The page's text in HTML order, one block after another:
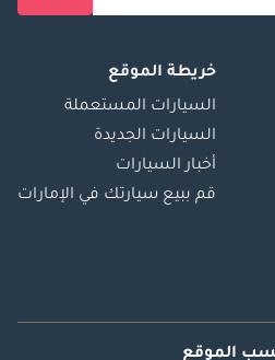
خريطة الموقع
السيارات المستعملة
السيارات الجديدة
أخبار السيارات
قم ببيع سيارتك في الإمارات
الموقع